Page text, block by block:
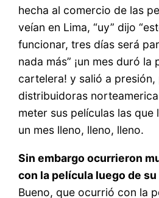
hecha al comercio de las
veían en Lima, “uy” dijo
funcionar, tres días será
nada más” ¡un mes duró la
cartelera! y salió a
distribuidoras
meter sus películas las que
un mes lleno, lleno, lleno.
Sin embargo ocurrieron
con la película luego de
Bueno, que ocurrió con la